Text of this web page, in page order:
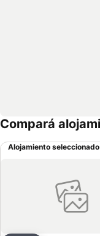
Compará
Alojamiento seleccionado